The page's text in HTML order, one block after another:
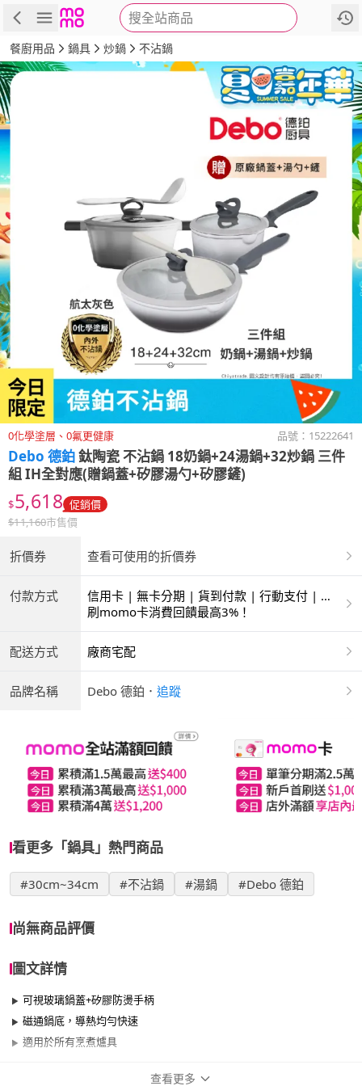
搜全站商品
商品 評價 詳情
餐廚用品 鍋具 炒鍋 不沾鍋
0化學塗層、0氟更健康 品號： 15222641
Debo 德鉑鈦陶瓷 不沾鍋 18奶鍋+24湯鍋+32炒鍋 三件
組 IH全對應(贈鍋蓋+矽膠湯勺+矽膠鏟)
$5,618 促銷價
$11,160市售價
折價券 查看可使用的折價券
付款方式
信用卡 | 無卡分期 | 貨到付款 | 行動支付 | 超
商付款 | 銀聯卡
刷momo卡消費回饋最高3%！
配送方式 廠商宅配
品牌名稱 Debo 德鉑 ． 追蹤
看更多「鍋具」熱門商品
#30cm~34cm #不沾鍋 #湯鍋 #Debo 德鉑
尚無商品評價
圖文詳情
可視玻璃鍋蓋+矽膠防燙手柄
磁通鍋底，導熱均勻快速
適用於所有烹煮爐具
查看更多